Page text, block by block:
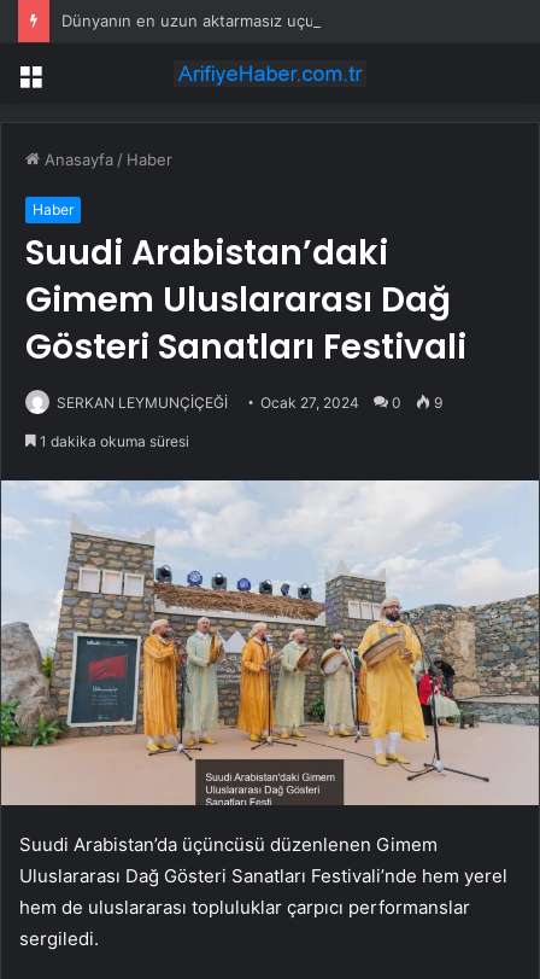
Menü
Anasayfa / Haber
Haber
Suudi Arabistan’daki
Gimem Uluslararası Dağ
Gösteri Sanatları Festivali
SERKAN LEYMUNÇİÇEĞİ Ocak 27, 2024 0 9
1 dakika okuma süresi
Suudi Arabistan’da üçüncüsü düzenlenen Gimem
Uluslararası Dağ Gösteri Sanatları Festivali’nde hem yerel
hem de uluslararası topluluklar çarpıcı performanslar
sergiledi.